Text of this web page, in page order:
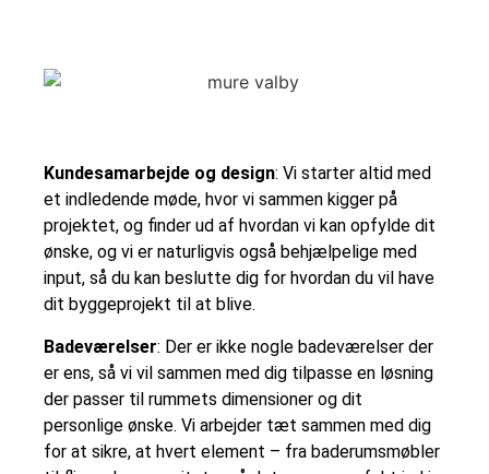
Kundesamarbejde og design: Vi starter altid med
et indledende møde, hvor vi sammen kigger på
projektet, og finder ud af hvordan vi kan opfylde dit
ønske, og vi er naturligvis også behjælpelige med
input, så du kan beslutte dig for hvordan du vil have
dit byggeprojekt til at blive.
Badeværelser: Der er ikke nogle badeværelser der
er ens, så vi vil sammen med dig tilpasse en løsning
der passer til rummets dimensioner og dit
personlige ønske. Vi arbejder tæt sammen med dig
for at sikre, at hvert element – fra baderumsmøbler